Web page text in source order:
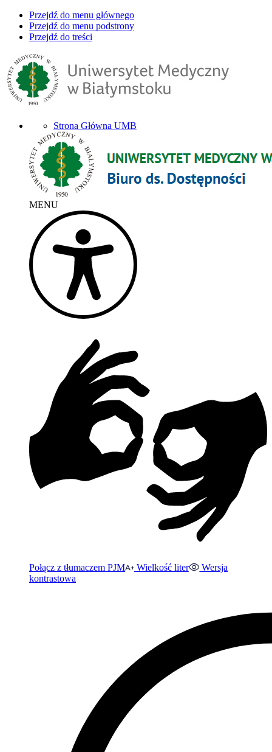
Przejdź do menu głównego
Przejdź do menu podstrony
Przejdź do treści
Strona Główna UMB
MENU
Połącz z tłumaczem PJM Wielkość liter
Wersja
kontrastowa